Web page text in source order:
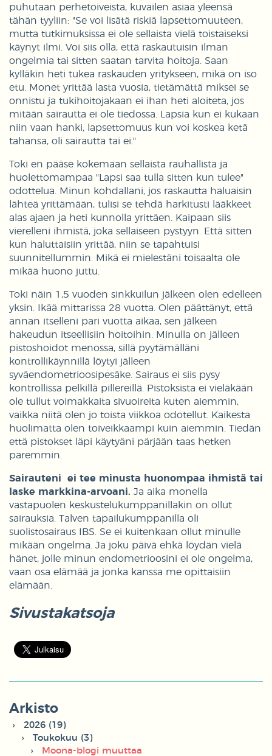
puhutaan perhetoiveista, kuvailen asiaa yleensä
tähän tyyliin: "Se voi lisätä riskiä lapsettomuuteen,
mutta tutkimuksissa ei ole sellaista vielä toistaiseksi
käynyt ilmi. Voi siis olla, että raskautuisin ilman
ongelmia tai sitten saatan tarvita hoitoja. Saan
kylläkin heti tukea raskauden yritykseen, mikä on iso
etu. Monet yrittää lasta vuosia, tietämättä miksei se
onnistu ja tukihoitojakaan ei ihan heti aloiteta, jos
mitään sairautta ei ole tiedossa. Lapsia kun ei kukaan
niin vaan hanki, lapsettomuus kun voi koskea ketä
tahansa, oli sairautta tai ei."
Toki en pääse kokemaan sellaista rauhallista ja
huolettomampaa "Lapsi saa tulla sitten kun tulee"
odottelua. Minun kohdallani, jos raskautta haluaisin
lähteä yrittämään, tulisi se tehdä harkitusti lääkkeet
alas ajaen ja heti kunnolla yrittäen. Kaipaan siis
vierelleni ihmistä, joka sellaiseen pystyyn. Että sitten
kun haluttaisiin yrittää, niin se tapahtuisi
suunnitellummin. Mikä ei mielestäni toisaalta ole
mikää huono juttu.
Toki näin 1,5 vuoden sinkkuilun jälkeen olen edelleen
yksin. Ikää mittarissa 28 vuotta. Olen päättänyt, että
annan itselleni pari vuotta aikaa, sen jälkeen
hakeudun itseellisiin hoitoihin. Minulla on jälleen
pistoshoidot menossa, sillä pyytämälläni
kontrollikäynnillä löytyi jälleen
syväendometrioosipesäke. Sairaus ei siis pysy
kontrollissa pelkillä pillereillä. Pistoksista ei vieläkään
ole tullut voimakkaita sivuoireita kuten aiemmin,
vaikka niitä olen jo toista viikkoa odotellut. Kaikesta
huolimatta olen toiveikkaampi kuin aiemmin. Tiedän
että pistokset läpi käytyäni pärjään taas hetken
paremmin.
Sairauteni ei tee minusta huonompaa ihmistä tai
laske markkina-arvoani. Ja aika monella
vastapuolen keskustelukumppanillakin on ollut
sairauksia. Talven tapailukumppanilla oli
suolistosairaus IBS. Se ei kuitenkaan ollut minulle
mikään ongelma. Ja joku päivä ehkä löydän vielä
hänet, jolle minun endometrioosini ei ole ongelma,
vaan osa elämää ja jonka kanssa me opittaisiin
elämään.
Sivustakatsoja
Arkisto
2026 (19)
Toukokuu (3)
Moona-blogi muuttaa